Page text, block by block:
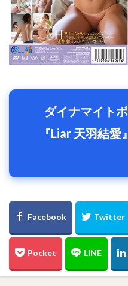
ダイナマイト
『Liar 天羽結